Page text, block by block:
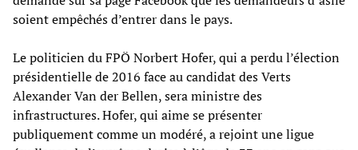
soient empêchés d’entrer dans le pays.
Le politicien du FPÖ Norbert Hofer, qui a perdu l’élection
présidentielle de 2016 face au candidat des Verts
Alexander Van der Bellen, sera ministre des
infrastructures. Hofer, qui aime se présenter
publiquement comme un modéré, a rejoint une ligue